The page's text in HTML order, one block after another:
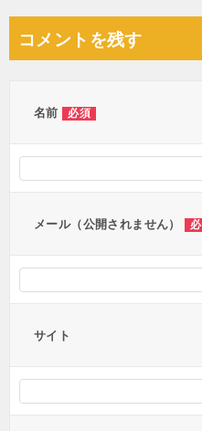
ビ
コメントを残す
名前 必須
メール（公開されません）
サイト